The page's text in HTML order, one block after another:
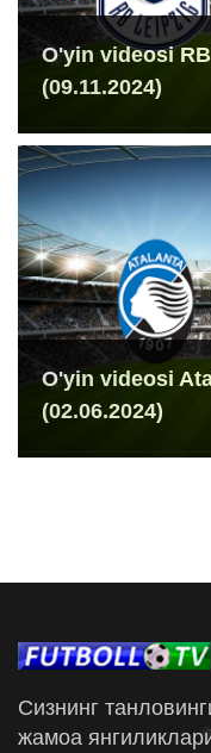
O'yin videosi
(09.11.2024)
O'yin videosi
(02.06.2024)
Сизнинг
жамоа